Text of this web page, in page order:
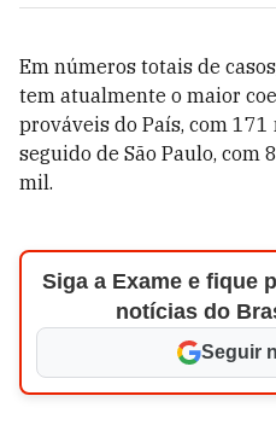
Em números totais de
tem atualmente o maior
prováveis do País, com
seguido de São Paulo, com
mil.
Siga a Exame e fique
notícias do
Seguir